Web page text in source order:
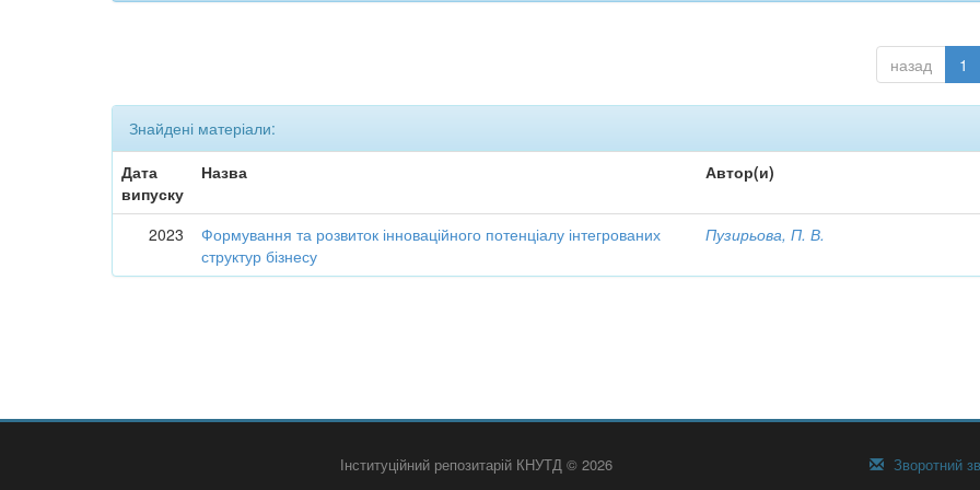
назад 1
Знайдені матеріали:
Дата
випуску
Назва Автор(и)
2023
Формування та розвиток інноваційного потенціалу інтегрованих
структур бізнесу
Пузирьова, П. В.
Інституційний репозитарій КНУТД © 2026 Зворотний